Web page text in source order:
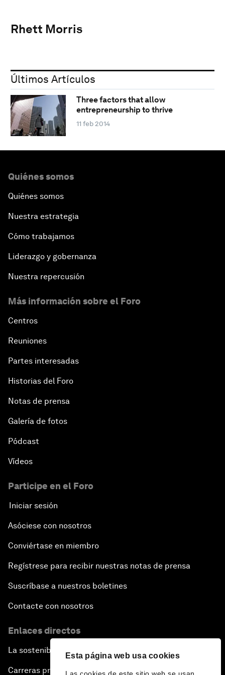
Esta página web usa cookies
Rhett Morris
Últimos Artículos
Three factors that allow
entrepreneurship to thrive
11 feb 2014
Quiénes somos
Quiénes somos
Nuestra estrategia
Cómo trabajamos
Liderazgo y gobernanza
Nuestra repercusión
Más información sobre el Foro
Centros
Reuniones
Partes interesadas
Historias del Foro
Notas de prensa
Galería de fotos
Pódcast
Vídeos
Participe en el Foro
Iniciar sesión
Asóciese con nosotros
Conviértase en miembro
Regístrese para recibir nuestras notas de prensa
Suscríbase a nuestros boletines
Contacte con nosotros
Enlaces directos
La sostenibilidad en el Foro
Carreras profesionales